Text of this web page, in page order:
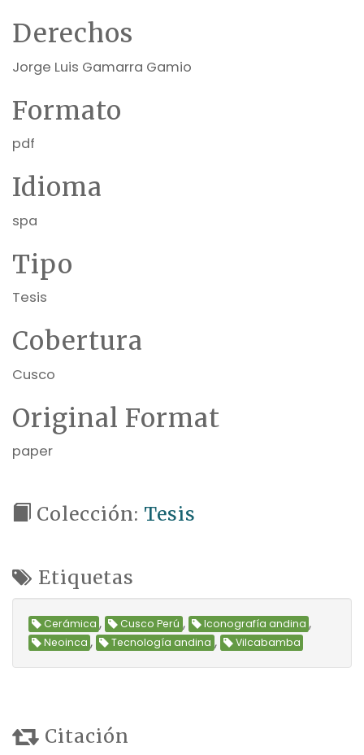
Derechos
Jorge Luis Gamarra Gamio
Formato
pdf
Idioma
spa
Tipo
Tesis
Cobertura
Cusco
Original Format
paper
Colección: Tesis
Etiquetas
Cerámica , Cusco Perú , Iconografía andina ,
Neoinca , Tecnología andina , Vilcabamba
Citación